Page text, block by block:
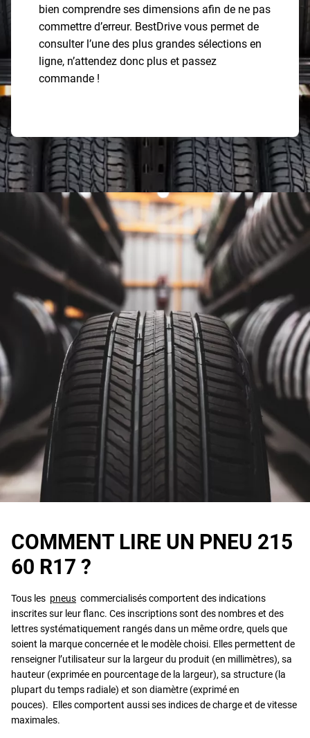
bien comprendre ses dimensions afin de ne pas
commettre d’erreur. BestDrive vous permet de
consulter l’une des plus grandes sélections en
ligne, n’attendez donc plus et passez
commande !
COMMENT LIRE UN PNEU 215
60 R17 ?
Tous les pneus commercialisés comportent des indications
inscrites sur leur flanc. Ces inscriptions sont des nombres et des
lettres systématiquement rangés dans un même ordre, quels que
soient la marque concernée et le modèle choisi. Elles permettent de
renseigner l’utilisateur sur la largeur du produit (en millimètres), sa
hauteur (exprimée en pourcentage de la largeur), sa structure (la
plupart du temps radiale) et son diamètre (exprimé en
pouces). Elles comportent aussi ses indices de charge et de vitesse
maximales.